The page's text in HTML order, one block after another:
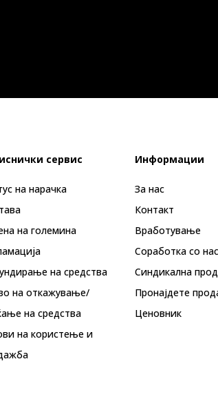
сервис
на нарачка
на големина
на средства
на откажување/
на средства
на користење и
Информации
За нас
Контакт
Вработување
Соработка со нас
Синдикална
Пронајдете
Ценовник